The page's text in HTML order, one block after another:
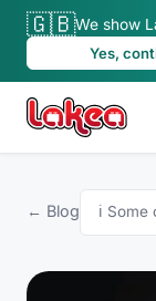
🇬🇧We show
Yes,
← Blog ℹ️ Some